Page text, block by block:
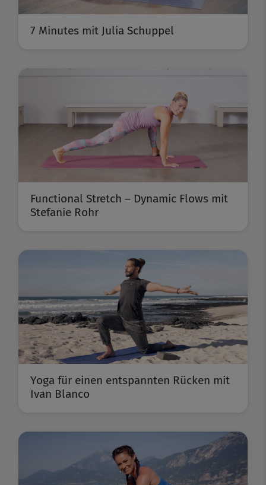
7 Minutes mit Julia Schuppel
Functional Stretch – Dynamic Flows mit
Stefanie Rohr
Yoga für einen entspannten Rücken mit
Ivan Blanco